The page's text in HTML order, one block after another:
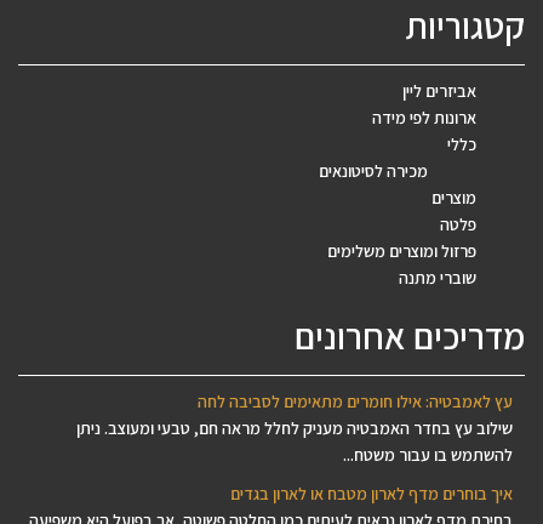
קטגוריות
אביזרים ליין
ארונות לפי מידה
כללי
מכירה לסיטונאים
מוצרים
פלטה
פרזול ומוצרים משלימים
שוברי מתנה
מדריכים אחרונים
עץ לאמבטיה: אילו חומרים מתאימים לסביבה לחה
שילוב עץ בחדר האמבטיה מעניק לחלל מראה חם, טבעי ומעוצב. ניתן
להשתמש בו עבור משטח...
איך בוחרים מדף לארון מטבח או לארון בגדים